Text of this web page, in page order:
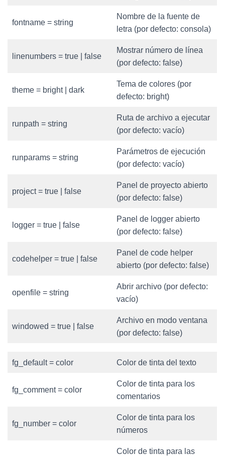
fontname = string
Nombre de la fuente de
letra (por defecto: consola)
linenumbers = true | false
Mostrar número de línea
(por defecto: false)
theme = bright | dark
Tema de colores (por
defecto: bright)
runpath = string
Ruta de archivo a ejecutar
(por defecto: vacío)
runparams = string
Parámetros de ejecución
(por defecto: vacío)
project = true | false
Panel de proyecto abierto
(por defecto: false)
logger = true | false
Panel de logger abierto
(por defecto: false)
codehelper = true | false
Panel de code helper
abierto (por defecto: false)
openfile = string
Abrir archivo (por defecto:
vacío)
windowed = true | false
Archivo en modo ventana
(por defecto: false)
fg_default = color Color de tinta del texto
fg_comment = color
Color de tinta para los
comentarios
fg_number = color
Color de tinta para los
números
Color de tinta para las